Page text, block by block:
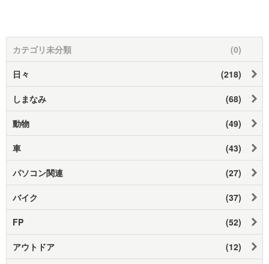
カテゴリ未分類 (0)
日々 (218)
しまなみ (68)
動物 (49)
車 (43)
パソコン関連 (27)
バイク (37)
FP (52)
アウトドア (12)